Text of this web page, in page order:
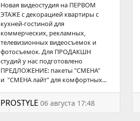
Новая видеостудия на ПЕРВОМ
ЭТАЖЕ с декорацией квартиры с
кухней-гостиной для
коммерческих, рекламных,
телевизионных видеосъемок и
фотосъемок. Для ПРОДАКШН
студий у нас подготовлено
ПРЕДЛОЖЕНИЕ: пакеты "СМЕНА"
и "СМЕНА лайт" для комфортных...
PROSTYLE 06 августа 17:48